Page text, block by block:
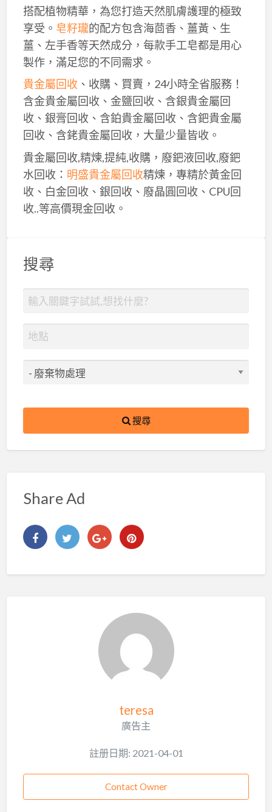
搭配植物精華，為您打造天然肌膚護理的極致
享受。 皂籽瓏的配方包含海茴香、薑黃、生
薑、左手香等天然成分，每款手工皂都是用心
製作，滿足您的不同需求。
貴金屬回收、收購、買賣，24小時全省服務！
含金貴金屬回收、金鹽回收、含銀貴金屬回
收、銀膏回收、含鉑貴金屬回收、含鈀貴金屬
回收、含銠貴金屬回收，大量少量皆收。
貴金屬回收,精煉,提純,收購，廢鈀液回收,廢鈀
水回收： 明盛貴金屬回收精煉，專精於黃金回
收、白金回收、銀回收、廢晶圓回收、CPU回
收..等高價現金回收。
搜尋
搜尋
Share Ad
teresa
廣告主
註册日期: 2021-04-01
Contact Owner